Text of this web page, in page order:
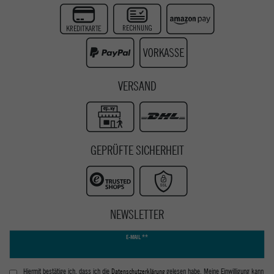
Instagram
Youtube
VERSAND
GEPRÜFTE SICHERHEIT
NEWSLETTER
E-MAIL **
Hiermit bestätige ich, dass ich die Daten­schutz­erklärunggelesen habe. Meine Einwilligung kann